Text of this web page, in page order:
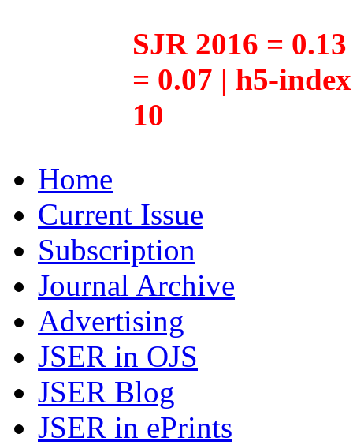
SJR 2016 =
= 0.07 | h5-
10
Home
Current Issue
Subscription
Journal Archive
Advertising
JSER in OJS
JSER Blog
JSER in ePrints